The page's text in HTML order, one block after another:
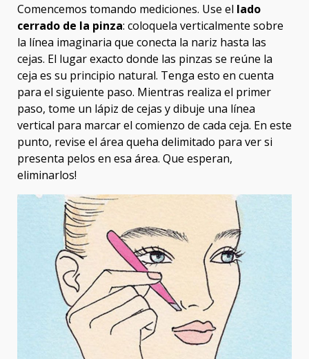
Comencemos tomando mediciones. Use el lado
cerrado de la pinza: coloquela verticalmente sobre
la línea imaginaria que conecta la nariz hasta las
cejas. El lugar exacto donde las pinzas se reúne la
ceja es su principio natural. Tenga esto en cuenta
para el siguiente paso. Mientras realiza el primer
paso, tome un lápiz de cejas y dibuje una línea
vertical para marcar el comienzo de cada ceja. En este
punto, revise el área queha delimitado para ver si
presenta pelos en esa área. Que esperan,
eliminarlos!